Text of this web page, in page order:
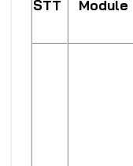
STT Module